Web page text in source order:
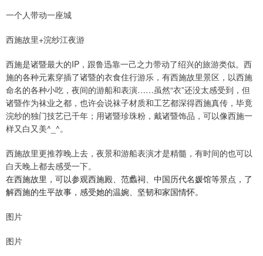
一个人带动一座城
西施故里+浣纱江夜游
西施是诸暨最大的IP，跟鲁迅靠一己之力带动了绍兴的旅游类似。西
施的各种元素穿插了诸暨的衣食住行游乐，有西施故里景区，以西施
命名的各种小吃，夜间的游船和表演……虽然“衣”还没太感受到，但
诸暨作为袜业之都，也许会说袜子材质和工艺都深得西施真传，毕竟
浣纱的独门技艺已千年；用诸暨珍珠粉，戴诸暨饰品，可以像西施一
样又白又美^_^。
西施故里更推荐晚上去，夜景和游船表演才是精髓，有时间的也可以
白天晚上都去感受一下。
在西施故里，可以参观西施殿、范蠡祠、中国历代名媛馆等景点，了
解西施的生平故事，感受她的温婉、坚韧和家国情怀。
图片
图片